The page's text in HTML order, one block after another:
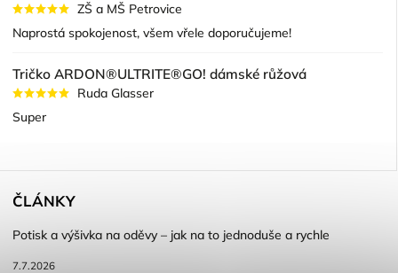
ZŠ a MŠ Petrovice
Naprostá spokojenost, všem vřele doporučujeme!
Tričko ARDON®ULTRITE®GO! dámské růžová
Ruda Glasser
Super
ČLÁNKY
Potisk a výšivka na oděvy – jak na to jednoduše a rychle
7.7.2026